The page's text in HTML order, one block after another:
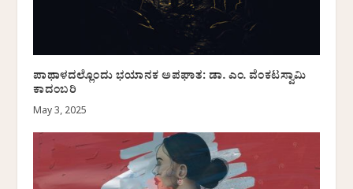
ಪಾಥಾಳದಲ್ಲೊಂದು ಭಯಾನಕ ಅಪಘಾತ: ಡಾ. ಎಂ. ವೆಂಕಟಸ್ವಾಮಿ
ಕಾದಂಬರಿ
May 3, 2025